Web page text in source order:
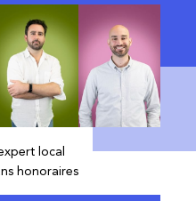
local
honoraires